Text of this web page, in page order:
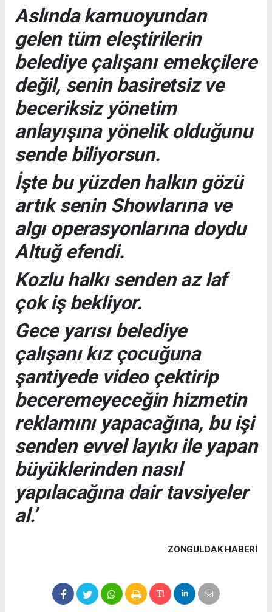
Aslında kamuoyundan
gelen tüm eleştirilerin
belediye çalışanı emekçilere
değil, senin basiretsiz ve
beceriksiz yönetim
anlayışına yönelik olduğunu
sende biliyorsun.
İşte bu yüzden halkın gözü
artık senin Showlarına ve
algı operasyonlarına doydu
Altuğ efendi.
Kozlu halkı senden az laf
çok iş bekliyor.
Gece yarısı belediye
çalışanı kız çocuğuna
şantiyede video çektirip
beceremeyeceğin hizmetin
reklamını yapacağına, bu işi
senden evvel layıkı ile yapan
büyüklerinden nasıl
yapılacağına dair tavsiyeler
al.’
ZONGULDAK HABERİ